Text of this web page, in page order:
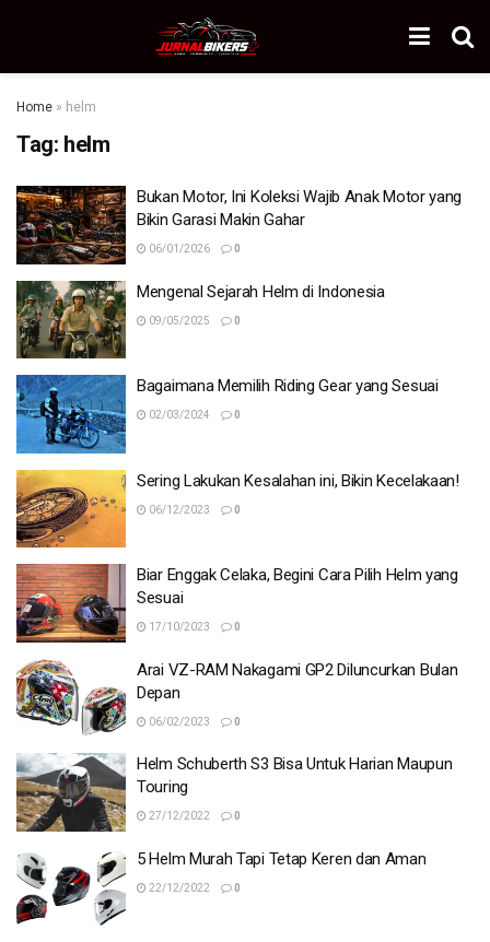
Home » helm
Tag: helm
Bukan Motor, Ini Koleksi Wajib Anak Motor yang
Bikin Garasi Makin Gahar
06/01/2026 0
Mengenal Sejarah Helm di Indonesia
09/05/2025 0
Bagaimana Memilih Riding Gear yang Sesuai
02/03/2024 0
Sering Lakukan Kesalahan ini, Bikin Kecelakaan!
06/12/2023 0
Biar Enggak Celaka, Begini Cara Pilih Helm yang
Sesuai
17/10/2023 0
Arai VZ-RAM Nakagami GP2 Diluncurkan Bulan
Depan
06/02/2023 0
Helm Schuberth S3 Bisa Untuk Harian Maupun
Touring
27/12/2022 0
5 Helm Murah Tapi Tetap Keren dan Aman
22/12/2022 0